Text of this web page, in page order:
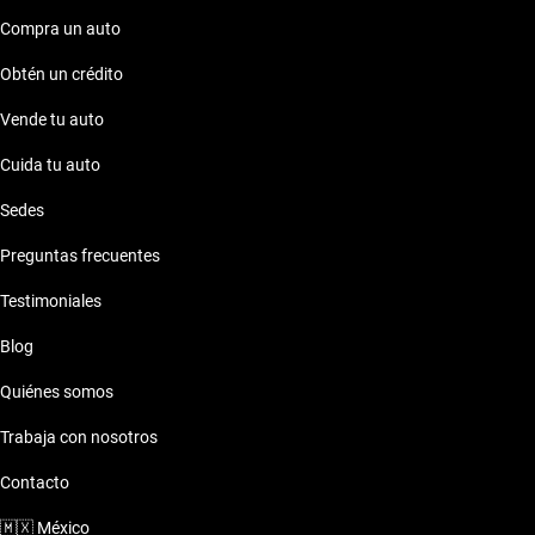
Compra un auto
Obtén un crédito
Vende tu auto
Cuida tu auto
Sedes
Preguntas frecuentes
Testimoniales
Blog
Quiénes somos
Trabaja con nosotros
Contacto
🇲🇽 México